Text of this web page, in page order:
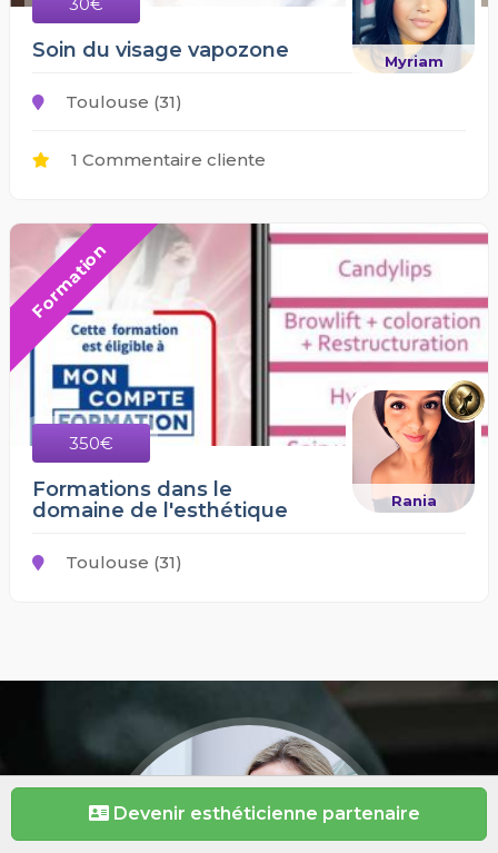
Myriam
Soin du visage vapozone
Toulouse (31)
1 Commentaire cliente
Formation
350€
Rania
Formations dans le
domaine de l'esthétique
Toulouse (31)
Devenir esthéticienne partenaire